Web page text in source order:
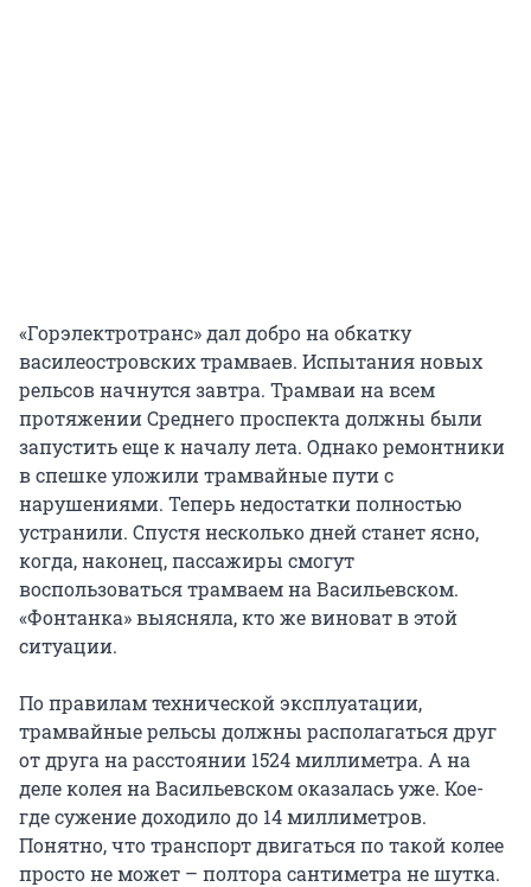
«Горэлектротранс» дал добро на обкатку
василеостровских трамваев. Испытания новых
рельсов начнутся завтра. Трамваи на всем
протяжении Среднего проспекта должны были
запустить еще к началу лета. Однако ремонтники
в спешке уложили трамвайные пути с
нарушениями. Теперь недостатки полностью
устранили. Спустя несколько дней станет ясно,
когда, наконец, пассажиры смогут
воспользоваться трамваем на Васильевском.
«Фонтанка» выясняла, кто же виноват в этой
ситуации.
По правилам технической эксплуатации,
трамвайные рельсы должны располагаться друг
от друга на расстоянии 1524 миллиметра. А на
деле колея на Васильевском оказалась уже. Кое-
где сужение доходило до 14 миллиметров.
Понятно, что транспорт двигаться по такой колее
просто не может – полтора сантиметра не шутка.